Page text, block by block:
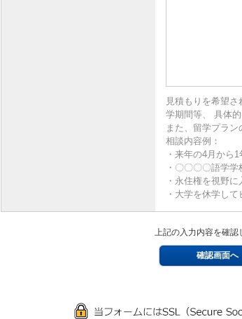
見積もりを希望
学期間等、 具体
また、留学プラ
相談内容例：
・来年の4月から
・〇〇〇〇語学
・永住権を視野
・大学を休学し
上記の入力内容を確認